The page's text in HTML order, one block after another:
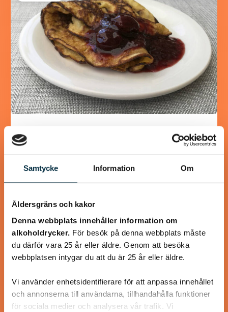
Samtycke Information Om
Åldersgräns och kakor
Denna webbplats innehåller information om
alkoholdrycker. För besök på denna webbplats måste
du därför vara 25 år eller äldre. Genom att besöka
webbplatsen intygar du att du är 25 år eller äldre.
Vi använder enhetsidentifierare för att anpassa innehållet
och annonserna till användarna, tillhandahålla funktioner
för sociala medier och analysera vår trafik. Vi
Glutenfria och mättande
pannkakor
Detta recept innehåller mer ägg än ett vanligt
pannkaksrecept, eftersom det mättar mer och eftersom
@linux222